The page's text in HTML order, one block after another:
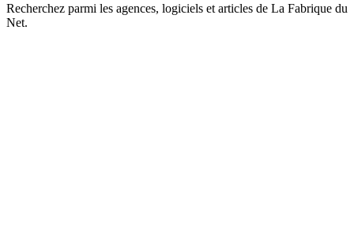
Recherchez parmi les agences, logiciels et articles de La Fabrique du
Net.